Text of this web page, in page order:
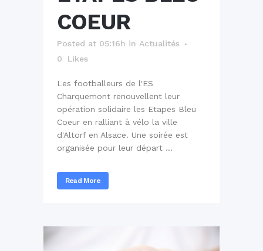
COEUR
Posted at 05:16h in Actualités
0
Likes
Les footballeurs de l'ES
Charquemont renouvellent leur
opération solidaire les Etapes Bleu
Coeur en ralliant à vélo la ville
d'Altorf en Alsace. Une soirée est
organisée pour leur départ ...
Read More